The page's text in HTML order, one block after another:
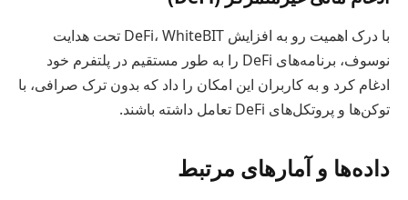
با درک اهمیت رو به افزایش DeFi، WhiteBIT تحت هدایت
نوسوف، برنامه‌های DeFi را به طور مستقیم در پلتفرم خود
ادغام کرد و به کاربران این امکان را داد که بدون ترک صرافی، با
توکن‌ها و پروتکل‌های DeFi تعامل داشته باشند.
داده‌ها و آمارهای مرتبط